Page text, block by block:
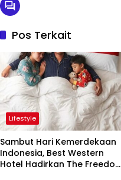
Pos Terkait
Lifestyle
Sambut Hari Kemerdekaan
Indonesia, Best Western
Hotel Hadirkan The Freedom